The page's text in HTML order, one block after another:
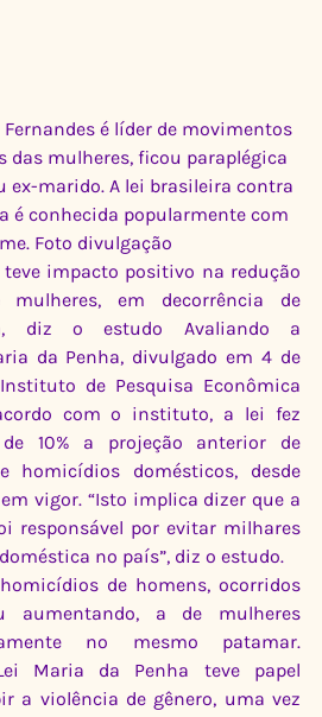
é líder de movimentos
das mulheres, ficou paraplégica
ex-marido. A lei brasileira contra
é conhecida popularmente com
Foto divulgação
teve impacto positivo na redução
mulheres, em decorrência de
diz o estudo Avaliando a
da Penha, divulgado em 4 de
de Pesquisa Econômica
com o instituto, a lei fez
10% a projeção anterior de
homicídios domésticos, desde
vigor. “Isto implica dizer que a
responsável por evitar milhares
no país”, diz o estudo.
de homens, ocorridos
aumentando, a de mulheres
no mesmo patamar.
Maria da Penha teve papel
a violência de gênero, uma vez